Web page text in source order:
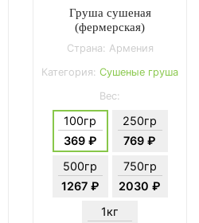
Груша сушеная
(фермерская)
Страна: Армения
Категория: Сушеные груша
Вес:
100гр
369 ₽
250гр
769 ₽
500гр
1267 ₽
750гр
2030 ₽
1кг